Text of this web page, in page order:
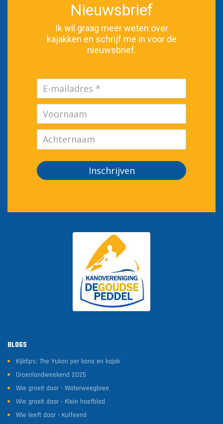
Nieuwsbrief
Ik wil graag meer weten over
kajakken en schrijf me in voor de
nieuwsbrief.
Inschrijven
BLOGS
Kijktips: The Yukon per kano en kajak
Groenlandweekend 2025
Wie groeit daar - Waterweegbree
Wie groeit daar - Klein hoefblad
Wie leeft daar - Kuifeend